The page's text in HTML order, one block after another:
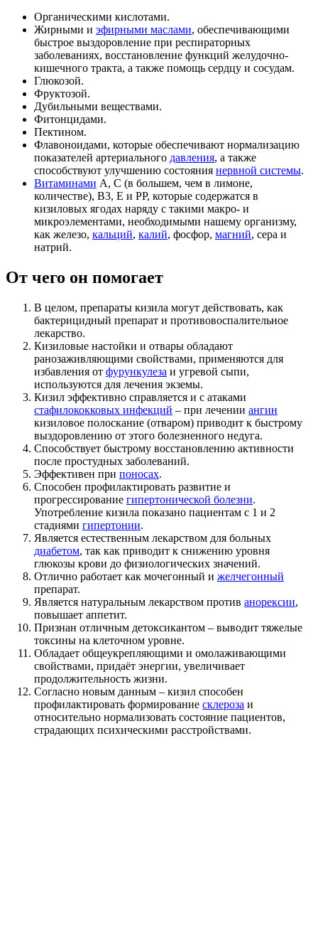
Органическими кислотами.
Жирными и эфирными маслами, обеспечивающими
быстрое выздоровление при респираторных
заболеваниях, восстановление функций желудочно-
кишечного тракта, а также помощь сердцу и сосудам.
Глюкозой.
Фруктозой.
Дубильными веществами.
Фитонцидами.
Пектином.
Флавоноидами, которые обеспечивают нормализацию
показателей артериального давления, а также
способствуют улучшению состояния нервной системы.
Витаминами А, С (в большем, чем в лимоне,
количестве), В3, Е и РР, которые содержатся в
кизиловых ягодах наряду с такими макро- и
микроэлементами, необходимыми нашему организму,
как железо, кальций, калий, фосфор, магний, сера и
натрий.
От чего он помогает
В целом, препараты кизила могут действовать, как
бактерицидный препарат и противовоспалительное
лекарство.
Кизиловые настойки и отвары обладают
ранозаживляющими свойствами, применяются для
избавления от фурункулеза и угревой сыпи,
используются для лечения экземы.
Кизил эффективно справляется и с атаками
стафилококковых инфекций – при лечении ангин
кизиловое полоскание (отваром) приводит к быстрому
выздоровлению от этого болезненного недуга.
Способствует быстрому восстановлению активности
после простудных заболеваний.
Эффективен при поносах.
Способен профилактировать развитие и
прогрессирование гипертонической болезни.
Употребление кизила показано пациентам с 1 и 2
стадиями гипертонии.
Является естественным лекарством для больных
диабетом, так как приводит к снижению уровня
глюкозы крови до физиологических значений.
Отлично работает как мочегонный и желчегонный
препарат.
Является натуральным лекарством против анорексии,
повышает аппетит.
Признан отличным детоксикантом – выводит тяжелые
токсины на клеточном уровне.
Обладает общеукрепляющими и омолаживающими
свойствами, придаёт энергии, увеличивает
продолжительность жизни.
Согласно новым данным – кизил способен
профилактировать формирование склероза и
относительно нормализовать состояние пациентов,
страдающих психическими расстройствами.